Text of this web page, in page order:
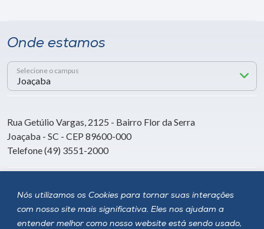
Nós utilizamos os Cookies para tornar suas interações
com nosso site mais significativa. Eles nos ajudam a
entender melhor como nosso website está sendo usado,
Onde estamos
Selecione o campus
Rua Getúlio Vargas, 2125 - Bairro Flor da Serra
Joaçaba - SC - CEP 89600-000
Telefone (49) 3551-2000
Siga a Unoesc